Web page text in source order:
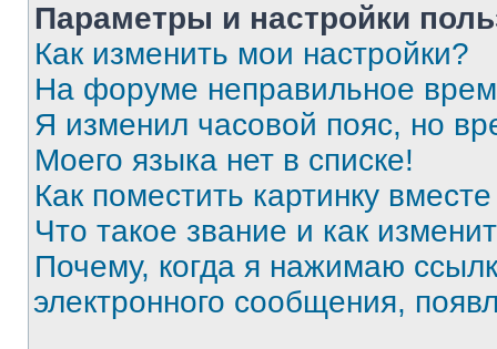
Параметры и настройки
Как изменить мои настройки?
На форуме неправильное
Я изменил часовой пояс, но
Моего языка нет в списке!
Как поместить картинку
Что такое звание и как
Почему, когда я нажимаю
электронного сообщения,